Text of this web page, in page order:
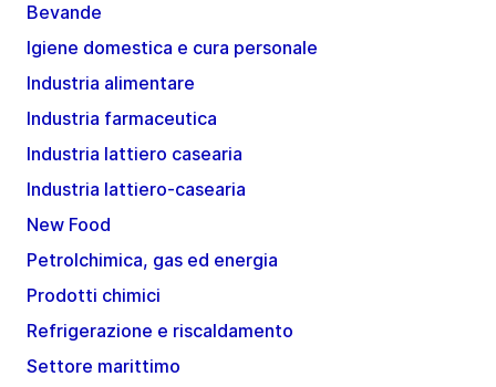
Bevande
Igiene domestica e cura personale
Industria alimentare
Industria farmaceutica
Industria lattiero casearia
Industria lattiero-casearia
New Food
Petrolchimica, gas ed energia
Prodotti chimici
Refrigerazione e riscaldamento
Settore marittimo